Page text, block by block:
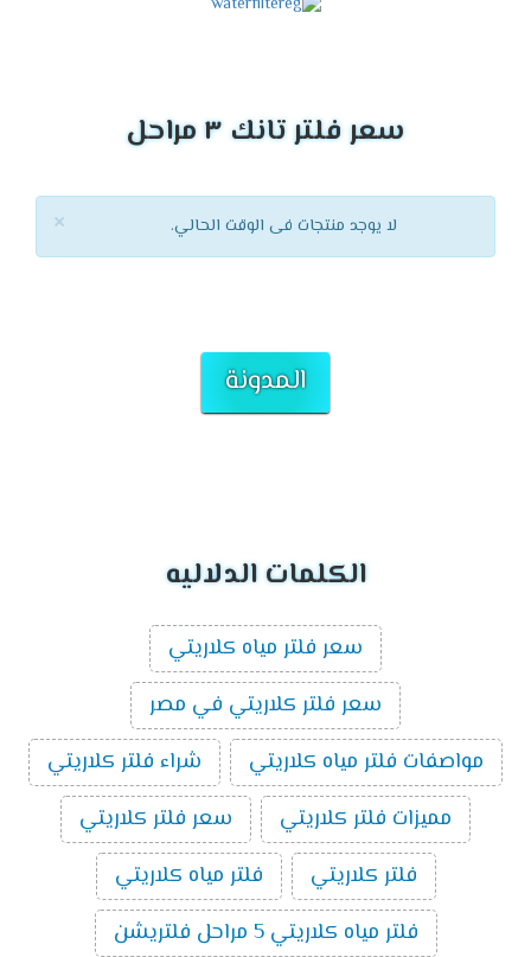
سعر فلتر تانك ٣ مراحل
× لا يوجد منتجات فى الوقت الحالي.
المدونة
الكلمات الدلاليه
سعر فلتر مياه كلاريتي
سعر فلتر كلاريتي في مصر
مواصفات فلتر مياه كلاريتي
شراء فلتر كلاريتي
مميزات فلتر كلاريتي
سعر فلتر كلاريتي
فلتر كلاريتي
فلتر مياه كلاريتي
فلتر مياه كلاريتي 5 مراحل فلتريشن